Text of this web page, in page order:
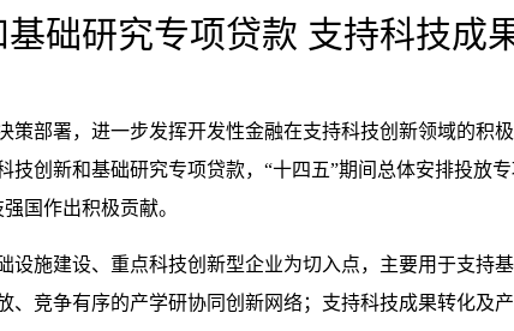
础研究专项贷款 支持科技成
策部署，进一步发挥开发性金融在支持科技创新领域的积
创新和基础研究专项贷款，“十四五”期间总体安排投放
国作出积极贡献。
设施建设、重点科技创新型企业为切入点，主要用于支持
竞争有序的产学研协同创新网络；支持科技成果转化及